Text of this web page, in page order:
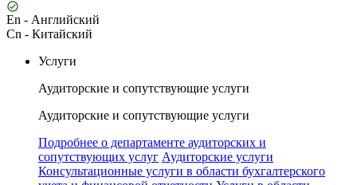
En - Английский
Cn - Китайский
Услуги
Аудиторские и сопутствующие услуги
Аудиторские и сопутствующие услуги
Подробнее о департаменте аудиторских и
сопутствующих услуг Аудиторские услуги
Консультационные услуги в области бухгалтерского